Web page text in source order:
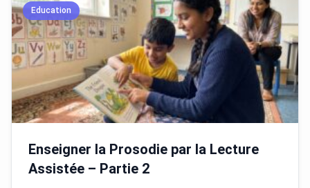
Education
Enseigner la Prosodie par la Lecture
Assistée – Partie 2